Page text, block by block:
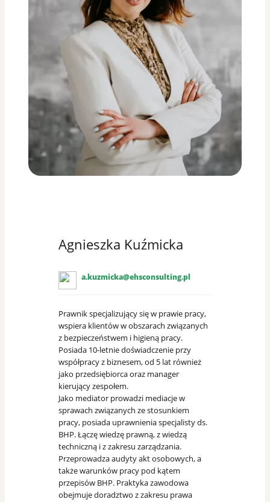
Agnieszka Kuźmicka
a.kuzmicka@ehsconsulting.pl
Prawnik specjalizujący się w prawie pracy,
wspiera klientów w obszarach związanych
z bezpieczeństwem i higieną pracy.
Posiada 10-letnie doświadczenie przy
współpracy z biznesem, od 5 lat również
jako przedsiębiorca oraz manager
kierujący zespołem.
Jako mediator prowadzi mediacje w
sprawach związanych ze stosunkiem
pracy, posiada uprawnienia specjalisty ds.
BHP. Łączę wiedzę prawną, z wiedzą
techniczną i z zakresu zarządzania.
Przeprowadza audyty akt osobowych, a
także warunków pracy pod kątem
przepisów BHP. Praktyka zawodowa
obejmuje doradztwo z zakresu prawa